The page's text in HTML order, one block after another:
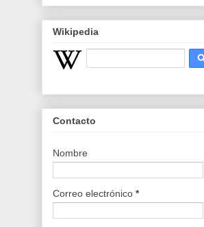
Wikipedia
Contacto
Nombre
Correo electrónico *